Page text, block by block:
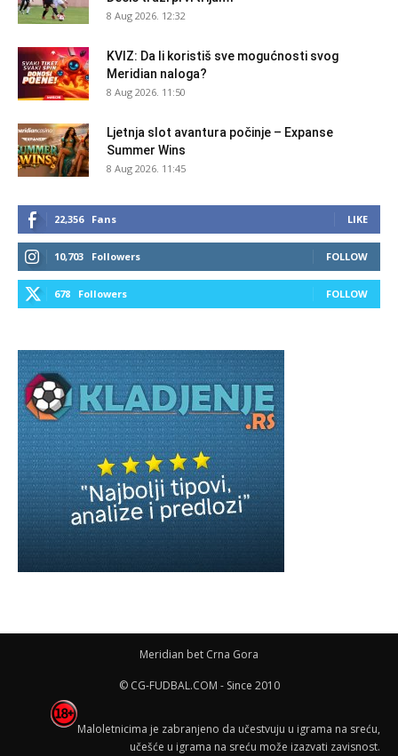
8 Aug 2026. 12:32
KVIZ: Da li koristiš sve mogućnosti svog
Meridian naloga?
8 Aug 2026. 11:50
Ljetnja slot avantura počinje – Expanse
Summer Wins
8 Aug 2026. 11:45
22,356 Fans LIKE
10,703 Followers FOLLOW
678 Followers FOLLOW
Meridian bet Crna Gora
© CG-FUDBAL.COM - Since 2010
Maloletnicima je zabranjeno da učestvuju u igrama na sreću,
učešće u igrama na sreću može izazvati zavisnost.